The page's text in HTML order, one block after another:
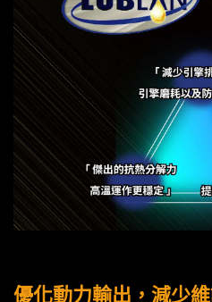
優化動力輸出，減少